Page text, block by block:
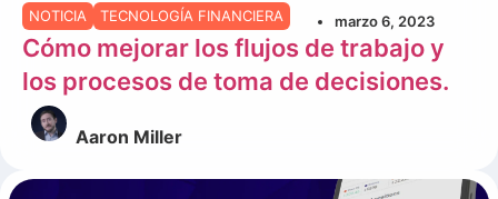
NOTICIA TECNOLOGÍA FINANCIERA marzo 6, 2023
Cómo mejorar los flujos de trabajo y
los procesos de toma de decisiones.
Aaron Miller